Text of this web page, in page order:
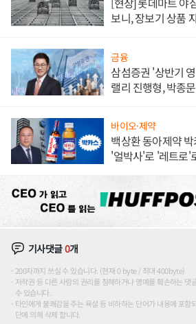
보니, 장보기 상품
금융
삼섬증권 '상반기
랠리 진행형, 박종
바이오·제약
백상환 동아제약
'얼박사'로 '레트로'
기사댓글0개
200자까지 쓰실 수 있습니다. (현재 0 byte / 최대 400byte)
저작권 등 다른 사람의 권리를 침해하거나 명예를 훼손하는 댓
수 있습니다.
타인에게 불쾌감을 주는 욕설 등 비하하는 단어가 내용에 포함
단에 의해 삭제 합니다.